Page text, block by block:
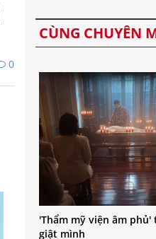
0
CÙNG CHUYÊN
'Thẩm mỹ viện âm phủ'
giật mình